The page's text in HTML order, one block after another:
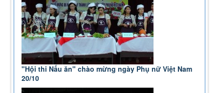
Đào tạo: Quy định thời hạn lưu trữ hồ sơ, tài liệu
thuộc lĩnh vực giáo dục và đào tạo
Lượt xem:576 | lượt tải:0
"Hội thi Nấu ăn" chào mừng ngày Phụ nữ Việt Nam
20/10